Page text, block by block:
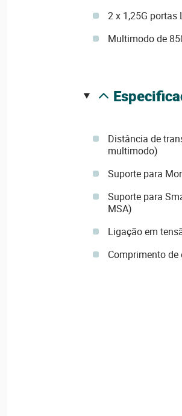
2 x 1,25G portas
Multimodo de
Distância de
multimodo)
Suporte para
Suporte para
MSA)
Ligação em
Comprimento